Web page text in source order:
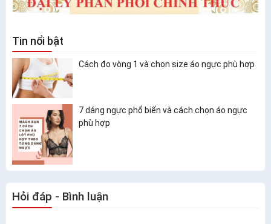
Tin nổi bật
Cách đo vòng 1 và chọn size áo ngực phù hợp
7 dáng ngực phổ biến và cách chọn áo ngực
phù hợp
Hỏi đáp - Bình luận